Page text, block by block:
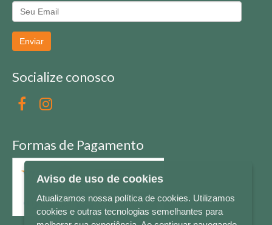
Enviar
Socialize conosco
Formas de Pagamento
Aviso de uso de cookies
Atualizamos nossa política de cookies. Utilizamos
cookies e outras tecnologias semelhantes para